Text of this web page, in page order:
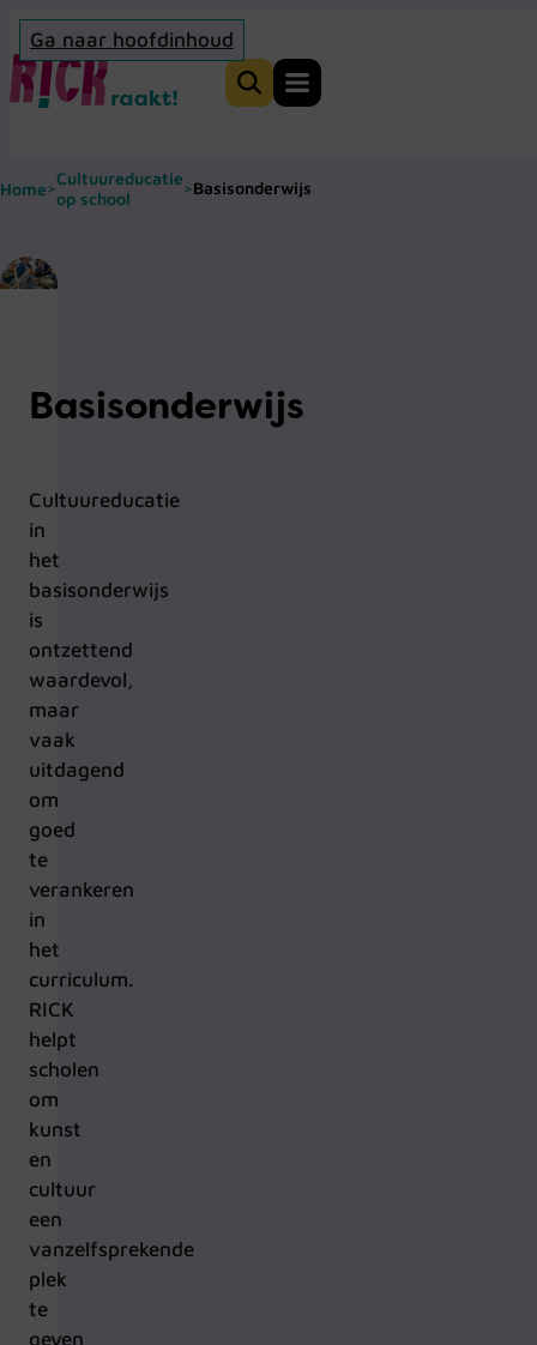
Ga naar hoofdinhoud
Home
Zoeken
Home>Cultuureducatie
op school
>Basisonderwijs
Basisonderwijs
Cultuureducatie
in
het
basisonderwijs
is
ontzettend
waardevol,
maar
vaak
uitdagend
om
goed
te
verankeren
in
het
curriculum.
RICK
helpt
scholen
om
kunst
en
cultuur
een
vanzelfsprekende
plek
te
geven